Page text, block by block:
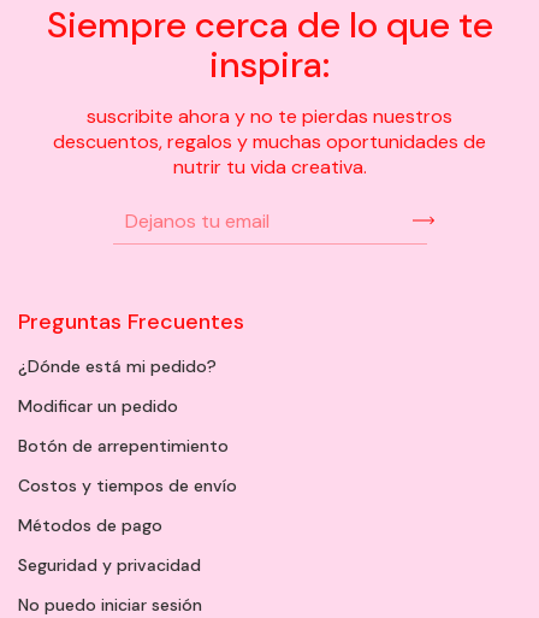
Siempre cerca de lo que te
inspira:
suscribite ahora y no te pierdas nuestros
descuentos, regalos y muchas oportunidades de
nutrir tu vida creativa.
Preguntas Frecuentes
¿Dónde está mi pedido?
Modificar un pedido
Botón de arrepentimiento
Costos y tiempos de envío
Métodos de pago
Seguridad y privacidad
No puedo iniciar sesión